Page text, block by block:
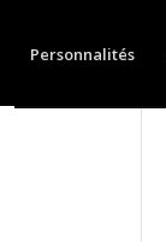
Personnalités